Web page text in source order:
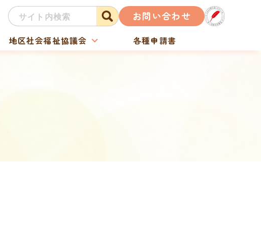
お問い合わせ
地区社会福祉協議会 各種申請書